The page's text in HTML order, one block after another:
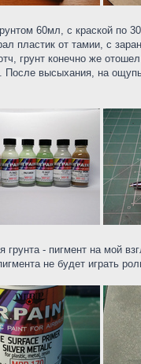
60мл, с краской по
пластик от тамии, с
грунт конечно же
После высыхания, на
грунта - пигмент на мой
не будет играть